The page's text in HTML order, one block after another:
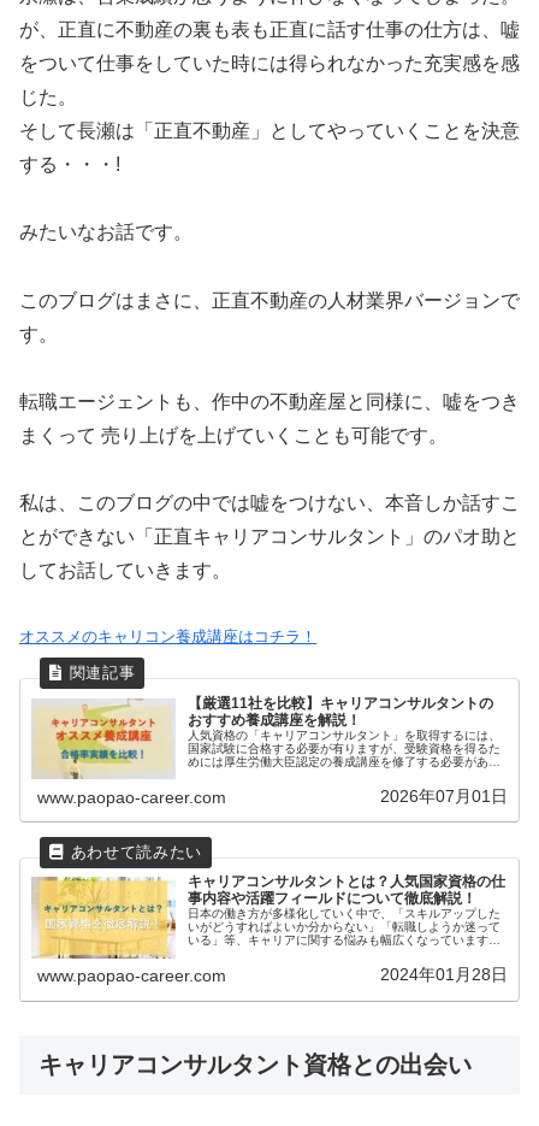
が、正直に不動産の裏も表も正直に話す仕事の仕方は、嘘
をついて仕事をしていた時には得られなかった充実感を感
じた。
そして長瀬は「正直不動産」としてやっていくことを決意
する・・・!
みたいなお話です。
このブログはまさに、正直不動産の人材業界バージョンで
す。
転職エージェントも、作中の不動産屋と同様に、嘘をつき
まくって 売り上げを上げていくことも可能です。
私は、このブログの中では嘘をつけない、本音しか話すこ
とができない「正直キャリアコンサルタント」のパオ助と
してお話していきます。
オススメのキャリコン養成講座はコチラ！
【厳選11社を比較】キャリアコンサルタントの
おすすめ養成講座を解説！
人気資格の「キャリアコンサルタント」を取得するには、
国家試験に合格する必要が有りますが、受験資格を得るた
めには厚生労働大臣認定の養成講座を修了する必要があり
事では、わたしが特におすすめする...
www.paopao-career.com 2026年07月01日
キャリアコンサルタントとは？人気国家資格の仕
事内容や活躍フィールドについて徹底解説！
日本の働き方が多様化していく中で、「スキルアップした
いがどうすればよいか分からない」「転職しようか迷って
いる」等、キャリアに関する悩みも幅広くなっています。
を解決する支援をする専門家で、2...
www.paopao-career.com 2024年01月28日
キャリアコンサルタント資格との出会い